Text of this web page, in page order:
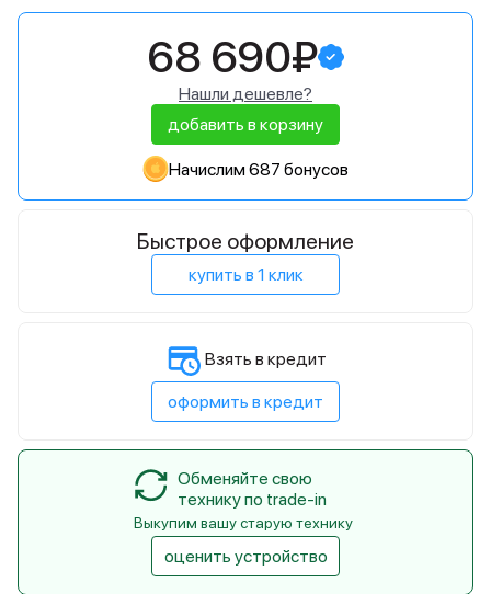
68 690₽
Нашли дешевле?
добавить в корзину
Начислим 687 бонусов
Быстрое оформление
купить в 1 клик
Взять в кредит
оформить в кредит
Обменяйте свою
технику по trade-in
Выкупим вашу старую технику
оценить устройство